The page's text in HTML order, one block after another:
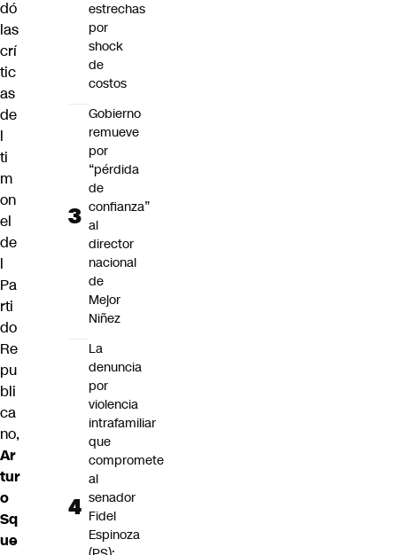
dó
las
crí
tic
as
de
l
ti
m
on
el
de
l
Pa
rti
do
Re
pu
bli
ca
no,
Ar
tur
o
Sq
ue
estrechas
por
shock
de
costos
Gobierno
remueve
por
“pérdida
de
confianza”
al
director
nacional
de
Mejor
Niñez
La
denuncia
por
violencia
intrafamiliar
que
compromete
al
senador
Fidel
Espinoza